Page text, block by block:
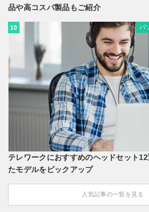
品や高コスパ製品もご紹介
10 パ
テレワークにおすすめのヘッドセット
たモデルをピックアップ
人気記事の一覧を見る